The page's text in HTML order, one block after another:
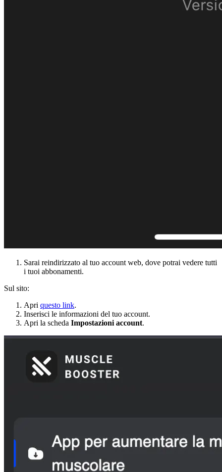
Sarai reindirizzato al tuo account web, dove potrai vedere tutti
i tuoi abbonamenti.
Sul sito:
Apri questo link.
Inserisci le informazioni del tuo account.
Apri la scheda Impostazioni account.